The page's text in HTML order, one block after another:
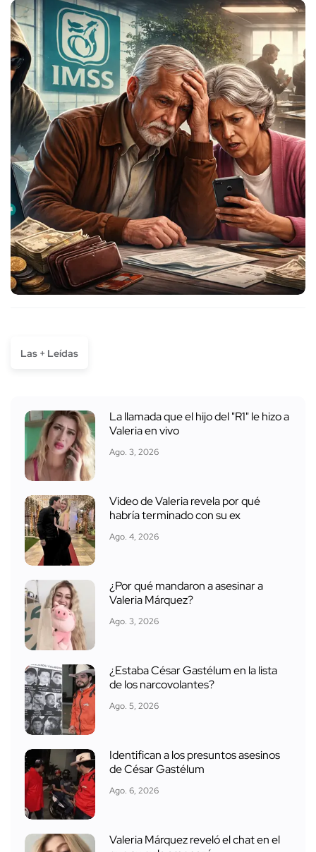
Las + Leídas
La llamada que el hijo del "R1" le hizo a
Valeria en vivo
Ago. 3, 2026
Video de Valeria revela por qué
habría terminado con su ex
Ago. 4, 2026
¿Por qué mandaron a asesinar a
Valeria Márquez?
Ago. 3, 2026
¿Estaba César Gastélum en la lista
de los narcovolantes?
Ago. 5, 2026
Identifican a los presuntos asesinos
de César Gastélum
Ago. 6, 2026
Valeria Márquez reveló el chat en el